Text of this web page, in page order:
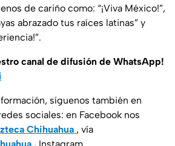
de cariño como: “¡Viva México!”,
abrazado tus raíces latinas” y
.
canal de difusión de WhatsApp!
síguenos también en
sociales: en Facebook nos
Chihuahua , vía